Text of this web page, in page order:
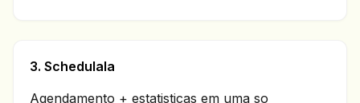
3. Schedulala
Agendamento + estatisticas em uma so